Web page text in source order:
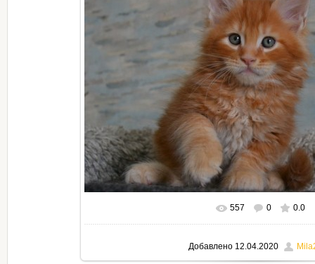
В реальном размере 795x530
557 0 0.0
Добавлено12.04.2020